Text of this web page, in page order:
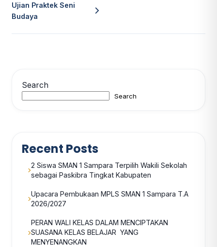
Ujian Praktek Seni
Budaya
Search
Search
Recent Posts
2 Siswa SMAN 1 Sampara Terpilih Wakili Sekolah
sebagai Paskibra Tingkat Kabupaten
Upacara Pembukaan MPLS SMAN 1 Sampara T.A
2026/2027
PERAN WALI KELAS DALAM MENCIPTAKAN
SUASANA KELAS BELAJAR YANG
MENYENANGKAN